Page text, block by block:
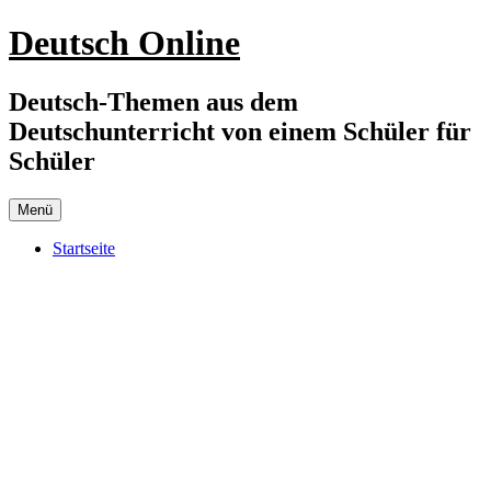
Zum
Inhalt
Deutsch Online
Deutsch-Themen aus dem
Deutschunterricht von einem Schüler für
Schüler
Menü
Startseite